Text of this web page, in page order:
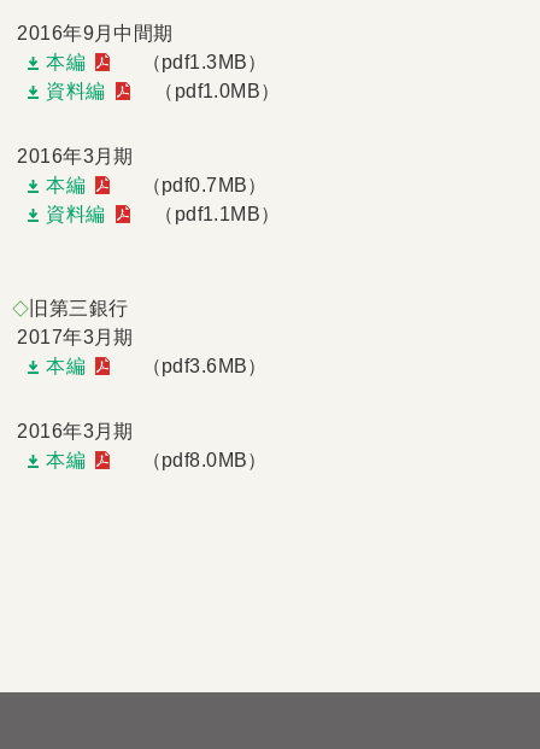
2016年9月中間期
本編
（pdf1.3MB）
資料編
（pdf1.0MB）
2016年3月期
本編
（pdf0.7MB）
資料編
（pdf1.1MB）
◇ 旧第三銀行
2017年3月期
本編
（pdf3.6MB）
2016年3月期
本編
（pdf8.0MB）